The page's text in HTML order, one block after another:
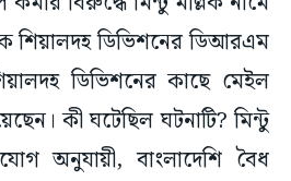
শিয়ালদহ ডিভিশনের ডিআরএম
ডিভিশনের কাছে মেইল
কী ঘটেছিল ঘটনাটি? মিন্টু
অনুযায়ী, বাংলাদেশি বৈধ